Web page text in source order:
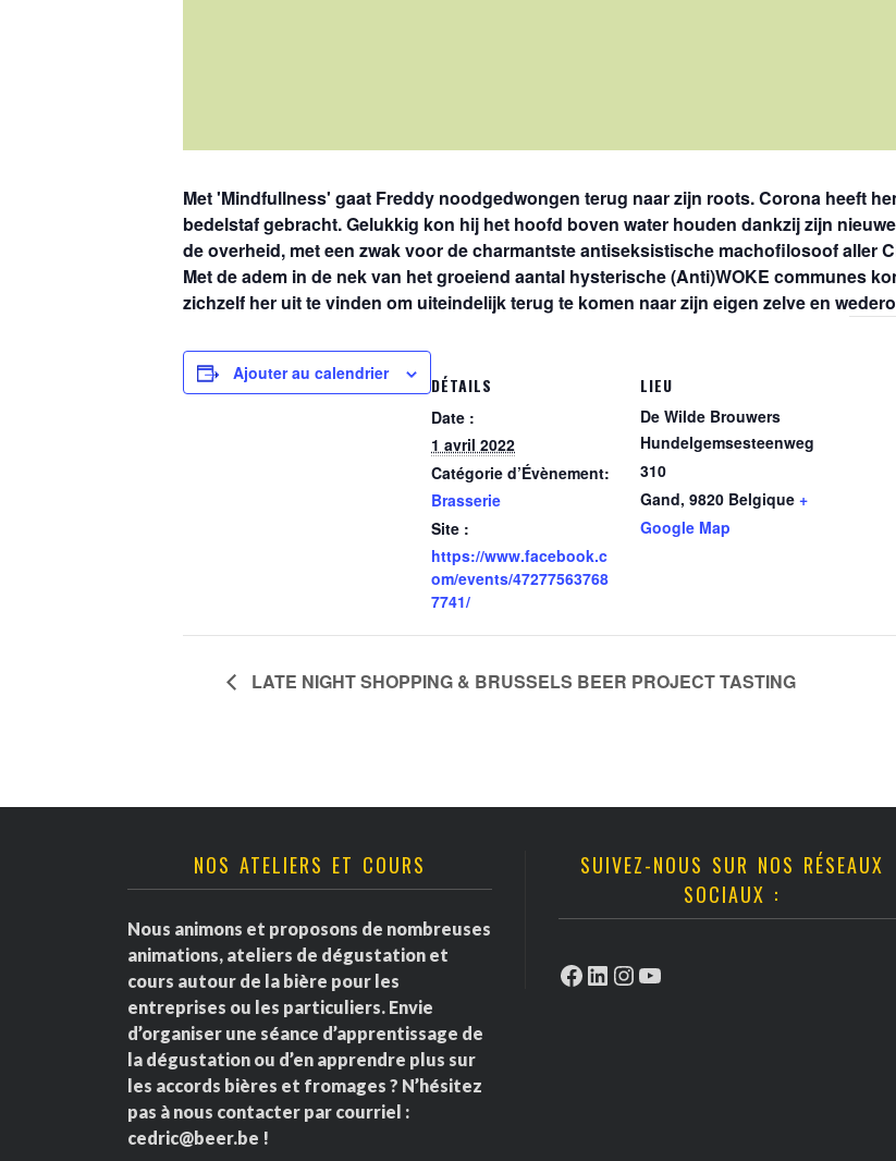
Met 'Mindfullness' gaat Freddy noodgedwongen terug naar zijn roots. Corona heeft
bedelstaf gebracht. Gelukkig kon hij het hoofd boven water houden dankzij zijn
de overheid, met een zwak voor de charmantste antiseksistische machofilosoof aller
Met de adem in de nek van het groeiend aantal hysterische (Anti)WOKE communes
zichzelf her uit te vinden om uiteindelijk terug te komen naar zijn eigen zelve en
Ajouter au calendrier
DÉTAILS
Date :
1 avril 2022
Catégorie d’Évènement:
Brasserie
Site :
https://www.facebook.c
om/events/47277563768
7741/
LIEU
De Wilde Brouwers
Hundelgemsesteenweg
310
Gand, 9820 Belgique +
Google Map
LATE NIGHT SHOPPING & BRUSSELS BEER PROJECT TASTING
NOS ATELIERS ET COURS
Nous animons et proposons de nombreuses
animations, ateliers de dégustation et
cours autour de la bière pour les
entreprises ou les particuliers. Envie
d’organiser une séance d’apprentissage de
la dégustation ou d’en apprendre plus sur
les accords bières et fromages ? N’hésitez
pas à nous contacter par courriel :
cedric@beer.be !
SUIVEZ-NOUS SUR NOS RÉSEAUX
SOCIAUX :
Facebook
LinkedIn
Instagram
YouTube